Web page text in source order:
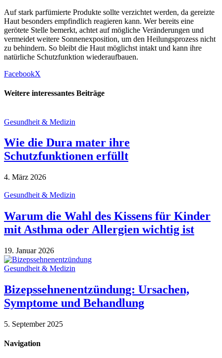
Auf stark parfümierte Produkte sollte verzichtet werden, da gereizte
Haut besonders empfindlich reagieren kann. Wer bereits eine
gerötete Stelle bemerkt, achtet auf mögliche Veränderungen und
vermeidet weitere Sonnenexposition, um den Heilungsprozess nicht
zu behindern. So bleibt die Haut möglichst intakt und kann ihre
natürliche Schutzfunktion wiederaufbauen.
FacebookX
Weitere interessantes Beiträge
Gesundheit & Medizin
Wie die Dura mater ihre
Schutzfunktionen erfüllt
4. März 2026
Gesundheit & Medizin
Warum die Wahl des Kissens für Kinder
mit Asthma oder Allergien wichtig ist
19. Januar 2026
Gesundheit & Medizin
Bizepssehnenentzündung: Ursachen,
Symptome und Behandlung
5. September 2025
Navigation